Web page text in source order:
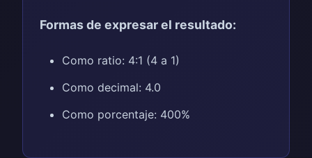
Formas de expresar el resultado:
Como ratio: 4:1 (4 a 1)
Como decimal: 4.0
Como porcentaje: 400%